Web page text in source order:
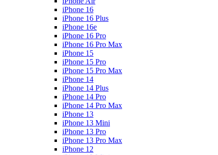
iPhone 16
iPhone 16 Plus
iPhone 16e
iPhone 16 Pro
iPhone 16 Pro Max
iPhone 15
iPhone 15 Pro
iPhone 15 Pro Max
iPhone 14
iPhone 14 Plus
iPhone 14 Pro
iPhone 14 Pro Max
iPhone 13
iPhone 13 Mini
iPhone 13 Pro
iPhone 13 Pro Max
iPhone 12